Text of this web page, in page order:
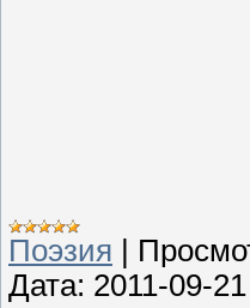
Есть в
О
Поэзия
Дата: 2011-09-21